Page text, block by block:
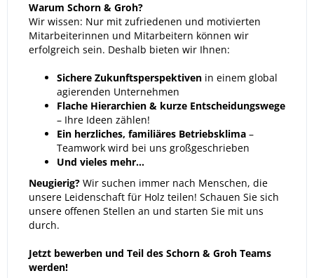
Warum Schorn & Groh?
Wir wissen: Nur mit zufriedenen und motivierten
Mitarbeiterinnen und Mitarbeitern können wir
erfolgreich sein. Deshalb bieten wir Ihnen:
Sichere Zukunftsperspektiven in einem global
agierenden Unternehmen
Flache Hierarchien & kurze Entscheidungswege
– Ihre Ideen zählen!
Ein herzliches, familiäres Betriebsklima –
Teamwork wird bei uns großgeschrieben
Und vieles mehr...
Neugierig? Wir suchen immer nach Menschen, die
unsere Leidenschaft für Holz teilen! Schauen Sie sich
unsere offenen Stellen an und starten Sie mit uns
durch.
Jetzt bewerben und Teil des Schorn & Groh Teams
werden!